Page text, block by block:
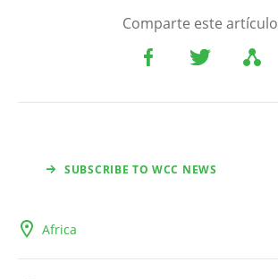
Comparte este artículo
SUBSCRIBE TO WCC NEWS
Africa